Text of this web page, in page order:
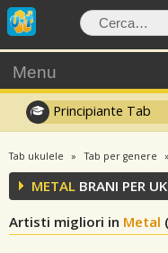
Menu
Principiante Tab
Tab ukulele Tab per genere
METAL BRANI PER
Artisti migliori in Metal